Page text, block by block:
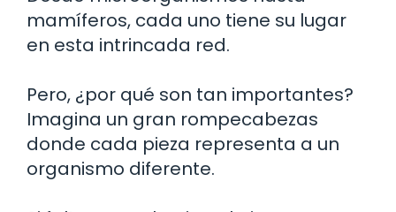
mamíferos, cada uno tiene su lugar
en esta intrincada red.
Pero, ¿por qué son tan importantes?
Imagina un gran rompecabezas
donde cada pieza representa a un
organismo diferente.